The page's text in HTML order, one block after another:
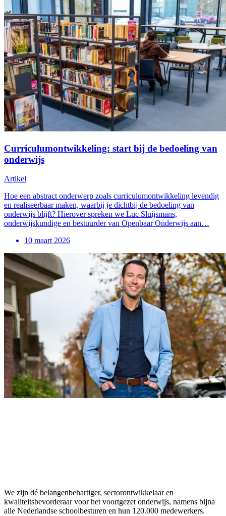
Curriculumontwikkeling: start bij de bedoeling van
onderwijs
Artikel
Hoe een abstract onderwerp zoals curriculumontwikkeling levendig
en realiseerbaar maken, waarbij je dichtbij de bedoeling van
onderwijs blijft? Hierover spreken we Luc Sluijsmans,
onderwijskundige en bestuurder van Openbaar Onderwijs aan…
10 maart 2026
We zijn dé belangenbehartiger, sectorontwikkelaar en
kwaliteitsbevorderaar voor het voortgezet onderwijs, namens bijna
alle Nederlandse schoolbesturen en hun 120.000 medewerkers.